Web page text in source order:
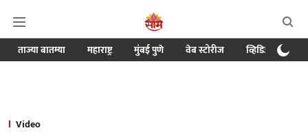
ताज्या बातम्या महाराष्ट्र मुंबई पुणे वेब स्टोरीज व्हिडिओ
Video